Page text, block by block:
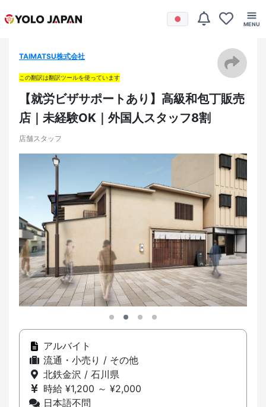
TAIMATSU株式会社
この翻訳は翻訳ツールを使っています
【就労ビザサポートあり】高級和包丁販売
店｜未経験OK｜外国人スタッフ8割
店舗スタッフ
アルバイト
流通・小売り / その他
北鉄金沢 / 石川県
時給 ¥1,200 ～ ¥2,000
日本語不問